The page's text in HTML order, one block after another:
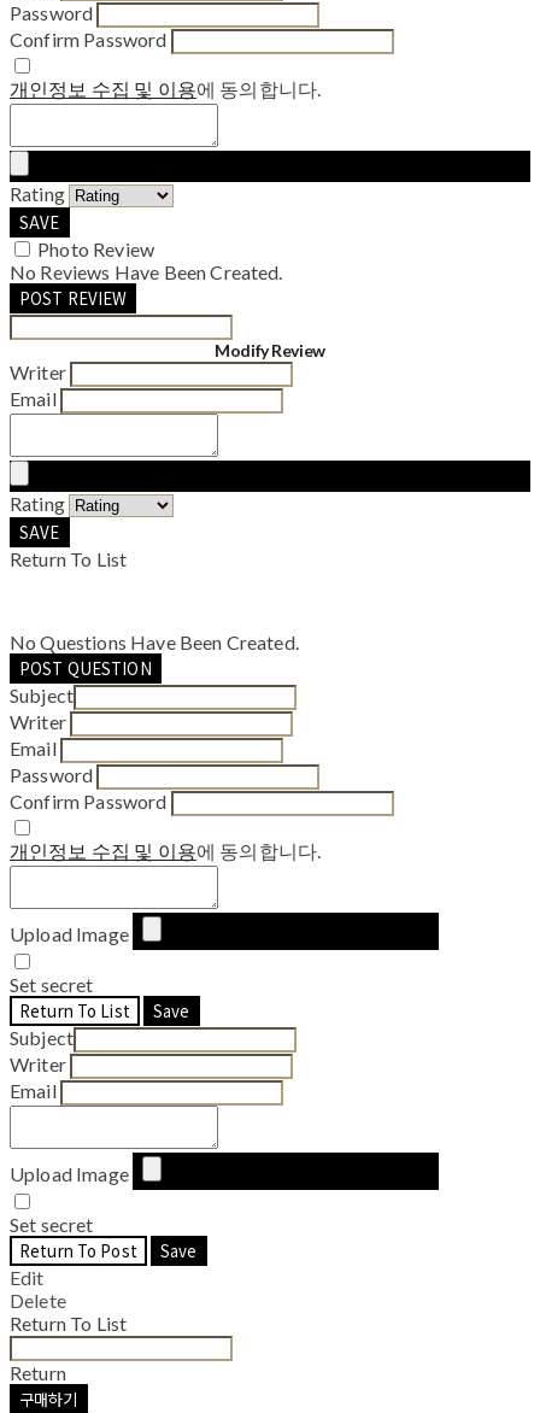
Password
Confirm Password
개인정보 수집 및 이용에 동의합니다.
Rating
SAVE
Photo Review
No Reviews Have Been Created.
POST REVIEW
Modify Review
Writer
Email
Rating
SAVE
Return To List
No Questions Have Been Created.
POST QUESTION
Subject
Writer
Email
Password
Confirm Password
개인정보 수집 및 이용에 동의합니다.
Upload Image
Set secret
Return To List
Save
Subject
Writer
Email
Upload Image
Set secret
Return To Post
Save
Edit
Delete
Return To List
Return
구매하기